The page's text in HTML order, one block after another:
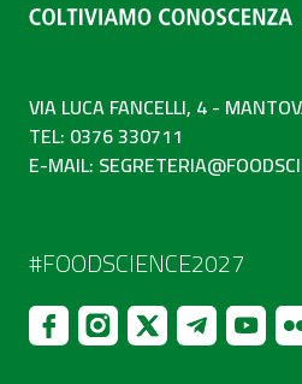
VIA LUCA FANCELLI, 4 -
TEL: 0376 330711
E-MAIL:
#FOODSCIENCE2027